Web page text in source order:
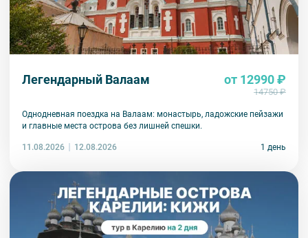
Легендарный Валаам от 12990 ₽
14750 ₽
Однодневная поездка на Валаам: монастырь, ладожские пейзажи
и главные места острова без лишней спешки.
11.08.2026 12.08.2026 1 день